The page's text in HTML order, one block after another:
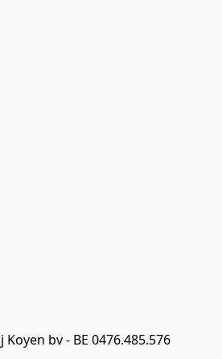
bv - BE 0476.485.576